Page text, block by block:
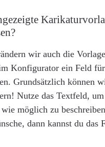
wir auch die
Konfigurator ein Feld
Grundsätzlich können
Nutze das Textfeld,
möglich zu
dann kannst du das